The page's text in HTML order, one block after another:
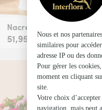
Nacre
51,95€